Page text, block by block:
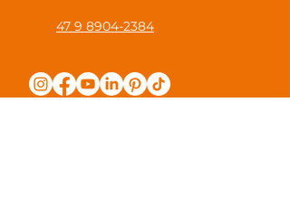
47 9 8904-2384